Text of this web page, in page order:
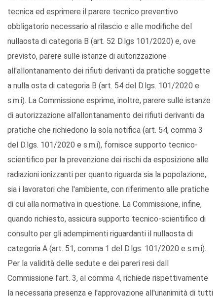
tecnica ed esprimere il parere tecnico preventivo
obbligatorio necessario al rilascio e alle modifiche del
nullaosta di categoria B (art. 52 D.lgs 101/2020) e, ove
previsto, parere sulle istanze di autorizzazione
all'allontanamento dei rifiuti derivanti da pratiche soggette
a nulla osta di categoria B (art. 54 del D.lgs. 101/2020 e
s.m.i). La Commissione esprime, inoltre, parere sulle istanze
di autorizzazione all'allontanamento dei rifiuti derivanti da
pratiche che richiedono la sola notifica (art. 54, comma 3
del D.lgs. 101/2020 e s.m.i), fornisce supporto tecnico-
scientifico per la prevenzione dei rischi da esposizione alle
radiazioni ionizzanti per quanto riguarda sia la popolazione,
sia i lavoratori che l'ambiente, con riferimento alle pratiche
di cui alla normativa in questione. La Commissione, infine,
quando richiesto, assicura supporto tecnico-scientifico di
consulto per gli adempimenti riguardanti il nullaosta di
categoria A (art. 51, comma 1 del D.lgs. 101/2020 e s.m.i).
Per la validità delle sedute e dei pareri resi dall
Commissione l'art. 3, al comma 4, richiede rispettivamente
la necessaria presenza e l'approvazione all'unanimità di tutti